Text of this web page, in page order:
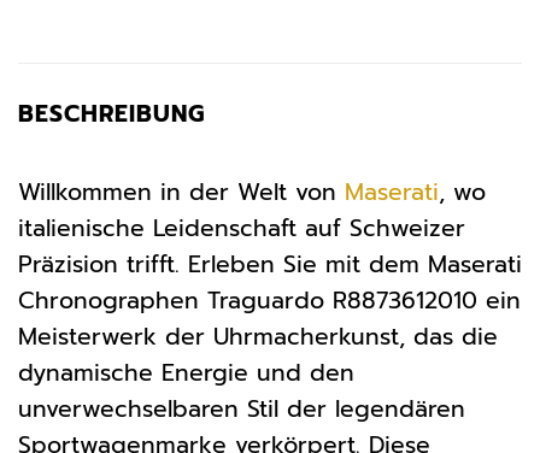
BESCHREIBUNG
Willkommen in der Welt von Maserati, wo
italienische Leidenschaft auf Schweizer
Präzision trifft. Erleben Sie mit dem Maserati
Chronographen Traguardo R8873612010 ein
Meisterwerk der Uhrmacherkunst, das die
dynamische Energie und den
unverwechselbaren Stil der legendären
Sportwagenmarke verkörpert. Diese